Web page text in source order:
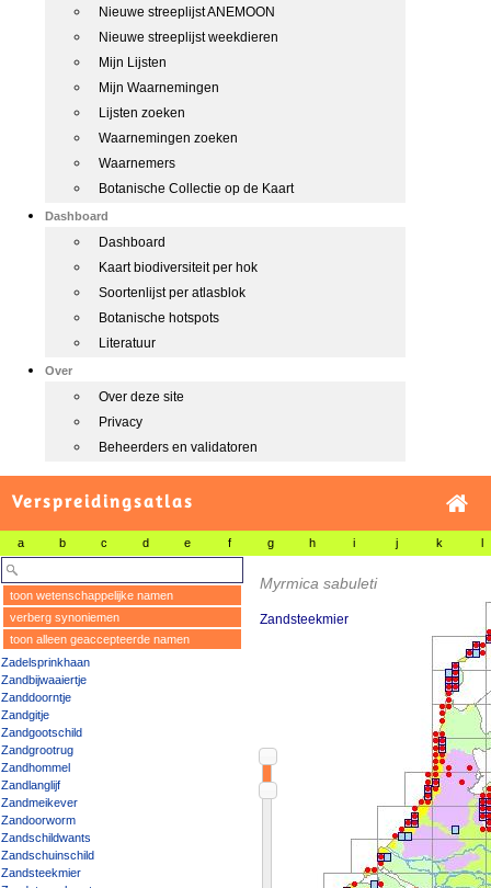
Nieuwe streeplijst ANEMOON
Nieuwe streeplijst weekdieren
Mijn Lijsten
Mijn Waarnemingen
Lijsten zoeken
Waarnemingen zoeken
Waarnemers
Botanische Collectie op de Kaart
Dashboard
Dashboard
Kaart biodiversiteit per hok
Soortenlijst per atlasblok
Botanische hotspots
Literatuur
Over
Over deze site
Privacy
Beheerders en validatoren
Verspreidingsatlas
a b c d e f g h i j k l
toon wetenschappelijke namen
verberg synoniemen
toon alleen geaccepteerde namen
Zadelsprinkhaan
Zandbijwaaiertje
Zanddoorntje
Zandgitje
Zandgootschild
Zandgrootrug
Zandhommel
Zandlanglijf
Zandmeikever
Zandoorworm
Zandschildwants
Zandschuinschild
Zandsteekmier
Myrmica sabuleti
Zandsteekmier